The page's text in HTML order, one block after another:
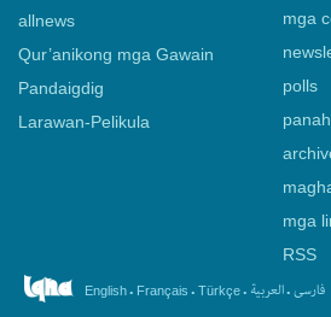
allnews
Qur’anikong mga Gawain
Pandaigdig
Larawan-Pelikula
mga
polls
mga
RSS
English. Français . Türkçe. العربیة.فارسی